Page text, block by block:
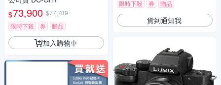
$73,900 $77,789
限時下殺
券 贈品
加入購物車
限時下殺 券 贈品
貨到通知我